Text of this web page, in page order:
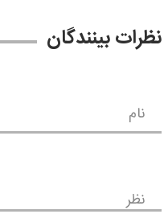
نظرات بینندگان
نام
نظر